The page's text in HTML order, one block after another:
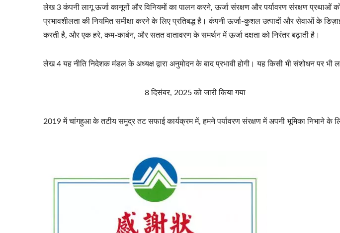
लेख 3 कंपनी लागू ऊर्जा कानूनों और विनियमों का पालन करने, ऊर्जा संरक्षण और पर्यावरण संरक्षण प्रथाओं
प्रभावशीलता की नियमित समीक्षा करने के लिए प्रतिबद्ध है। कंपनी ऊर्जा-कुशल उत्पादों और सेवाओं के
करती है, और एक हरे, कम-कार्बन, और सतत वातावरण के समर्थन में ऊर्जा दक्षता को निरंतर बढ़ाती है।
लेख 4 यह नीति निदेशक मंडल के अध्यक्ष द्वारा अनुमोदन के बाद प्रभावी होगी। यह किसी भी संशोधन पर भी
8 दिसंबर, 2025 को जारी किया गया
2019 में चांगहुआ के तटीय समुद्र तट सफाई कार्यक्रम में, हमने पर्यावरण संरक्षण में अपनी भूमिका निभाने के